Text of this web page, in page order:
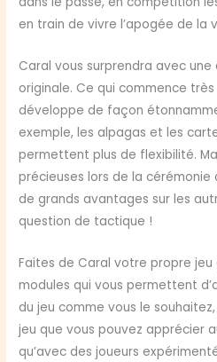
en train de vivre l’apogée de la
Caral vous surprendra avec
originale. Ce qui commence
développe de façon
exemple, les alpagas et les
permettent plus de flexibilité.
précieuses lors de la
de grands avantages sur les
question de tactique !
Faites de Caral votre propre
modules qui vous permettent
du jeu comme vous le
jeu que vous pouvez apprécier
qu’avec des joueurs